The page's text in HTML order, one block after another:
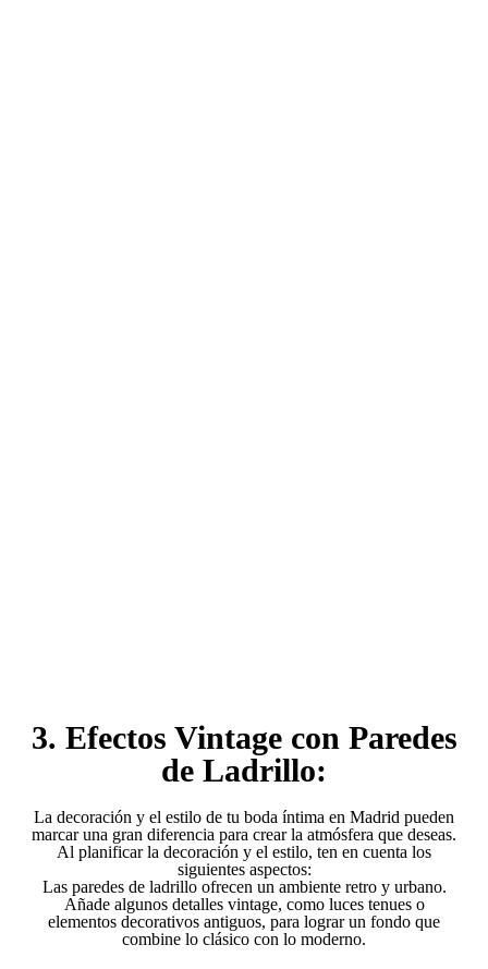
3. Efectos Vintage con Paredes
de Ladrillo:
La decoración y el estilo de tu boda íntima en Madrid pueden
marcar una gran diferencia para crear la atmósfera que deseas.
Al planificar la decoración y el estilo, ten en cuenta los
siguientes aspectos:
Las paredes de ladrillo ofrecen un ambiente retro y urbano.
Añade algunos detalles vintage, como luces tenues o
elementos decorativos antiguos, para lograr un fondo que
combine lo clásico con lo moderno.